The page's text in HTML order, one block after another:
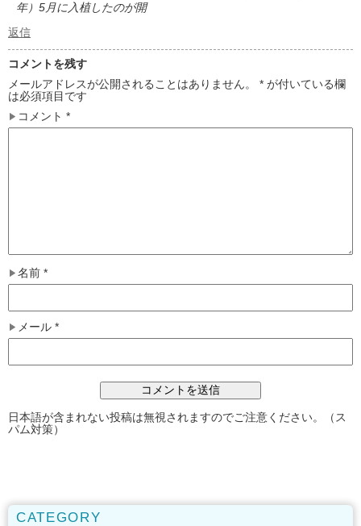
年）5月に入植したのが開
返信
コメントを残す
メールアドレスが公開されることはありません。
* が付いている欄
は必須項目です
コメント *
名前 *
メール *
日本語が含まれない投稿は無視されますのでご注意ください。（ス
パム対策）
CATEGORY